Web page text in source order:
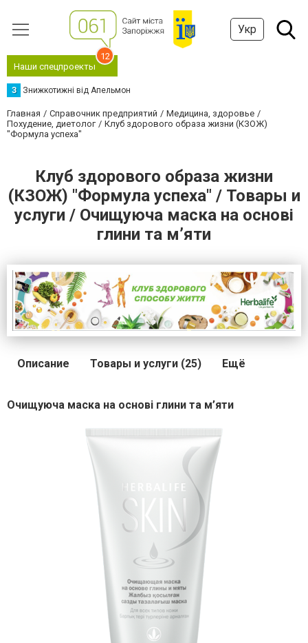
Укр
Наши спецпроекты
12
З Знижкотижні від Апельмон
Главная Справочник предприятий
Медицина, здоровье
Похудение, диетолог
Клуб здорового образа жизни (КЗОЖ)
"Формула успеха"
Клуб здорового образа жизни
(КЗОЖ) "Формула успеха" / Товары и
услуги / Очищуюча маска на основі
глини та м’яти
Описание Товары и услуги (25) Ещё
Очищуюча маска на основі глини та м’яти